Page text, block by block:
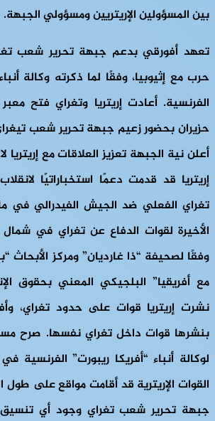
بين المسؤولين الإريتريين ومسؤولي الجبهة.
تعهد أفورقي بدعم جبهة تحرير شعب
حرب مع إثيوبيا، وفقًا لما ذكرته وكالة
الفرنسية. أعادت إريتريا وتغراي فتح
حزيران بحضور زعيم جبهة تحرير شعب
أعلن نية الجبهة تعزيز العلاقات مع
إريتريا قد قدمت دعمًا استخباراتيًا
تغراي الفعلي ضد الجيش الفيدرالي في
الأخيرة لقوات الدفاع عن تغراي في
وفقًا لصحيفة “ذا غارديان” ومركز الأبحاث
مع أفريقيا” البلجيكي المعني بحقوق
نشرت إريتريا قوات على حدود تغراي،
بنشرها قوات داخل تغراي نفسها. صرح
القوات الإريترية قد أقامت مواقع على
جبهة تحرير شعب تغراي وجود أي